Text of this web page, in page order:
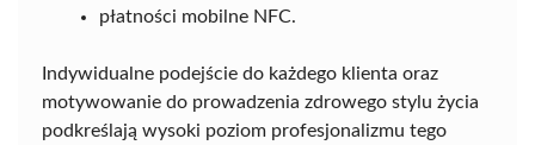
płatności mobilne NFC.
Indywidualne podejście do każdego klienta oraz
motywowanie do prowadzenia zdrowego stylu życia
podkreślają wysoki poziom profesjonalizmu tego